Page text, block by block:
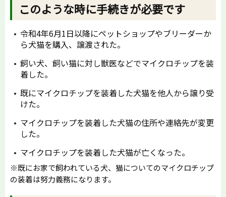
このような時に手続きが必要です
令和4年6月1日以降にペットショップやブリーダーか
ら犬猫を購入、譲渡された。
飼い犬、飼い猫に対し獣医などでマイクロチップを装
着した。
既にマイクロチップを装着した犬猫を他人から譲り受
けた。
マイクロチップを装着した犬猫の住所や連絡先が変更
した。
マイクロチップを装着した犬猫が亡くなった。
※既にお家で飼われている犬、猫についてのマイクロチップ
の装着は努力義務になります。